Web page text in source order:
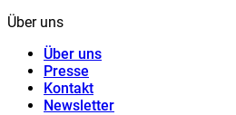
Über uns
Über uns
Presse
Kontakt
Newsletter